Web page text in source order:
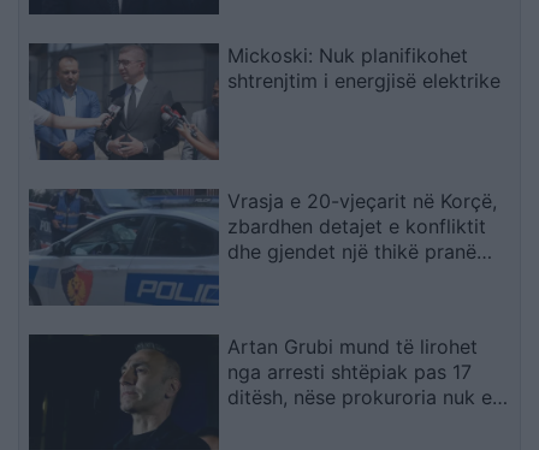
Mickoski: Nuk planifikohet
shtrenjtim i energjisë elektrike
Vrasja e 20-vjeçarit në Korçë,
zbardhen detajet e konfliktit
dhe gjendet një thikë pranë
Artan Grubi mund të lirohet
nga arresti shtëpiak pas 17
ditësh, nëse prokuroria nuk e